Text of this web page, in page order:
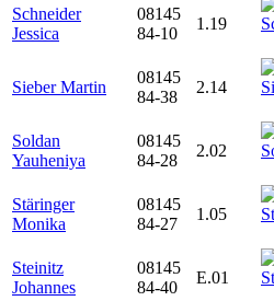
Schneider
Jessica
08145
84-10
1.19
Sieber Martin
08145
84-38
2.14
Soldan
Yauheniya
08145
84-28
2.02
Stäringer
Monika
08145
84-27
1.05
Steinitz
Johannes
08145
84-40
E.01